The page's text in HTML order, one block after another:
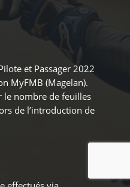
et Passager 2022
MyFMB (Magelan).
le nombre de feuilles
de l’introduction de